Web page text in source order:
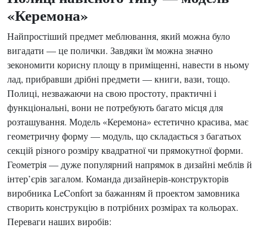
«Керемона»
Найпростіший предмет меблювання, який можна було
вигадати — це полички. Завдяки їм можна значно
зекономити корисну площу в приміщенні, навести в ньому
лад, прибравши дрібні предмети — книги, вази, тощо.
Полиці, незважаючи на свою простоту, практичні і
функціональні, вони не потребують багато місця для
розташування. Модель «Керемона» естетично красива, має
геометричну форму — модуль, що складається з багатьох
секцій різного розміру квадратної чи прямокутної форми.
Геометрія — дуже популярний напрямок в дизайні меблів й
інтер’єрів загалом. Команда дизайнерів-конструкторів
виробника LeConfort за бажанням й проектом замовника
створить конструкцію в потрібних розмірах та кольорах.
Переваги наших виробів: